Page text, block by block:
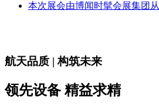
本次展会由博闻时髦会展集团从
航天品质 | 构筑未来
领先设备 精益求精